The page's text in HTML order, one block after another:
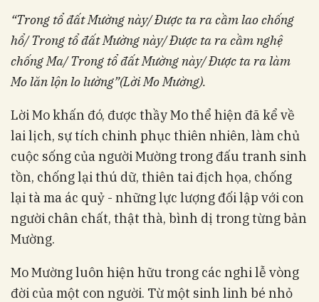
“Trong tổ đất Mường này/ Được ta ra cầm lao chống
hổ/ Trong tổ đất Mường này/ Được ta ra cầm nghệ
chống Ma/ Trong tổ đất Mường này/ Được ta ra làm
Mo lăn lộn lo lường”(Lời Mo Mường).
Lời Mo khấn đó, được thầy Mo thể hiện đã kể về
lai lịch, sự tích chinh phục thiên nhiên, làm chủ
cuộc sống của người Mường trong đấu tranh sinh
tồn, chống lại thú dữ, thiên tai địch họa, chống
lại tà ma ác quỷ - những lực lượng đối lập với con
người chân chất, thật thà, bình dị trong từng bản
Mường.
Mo Mường luôn hiện hữu trong các nghi lễ vòng
đời của một con người. Từ một sinh linh bé nhỏ